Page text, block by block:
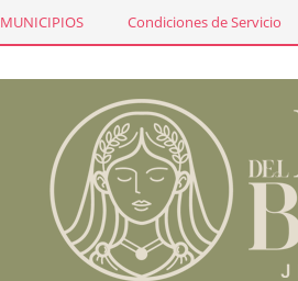
MUNICIPIOS Condiciones de Servicio